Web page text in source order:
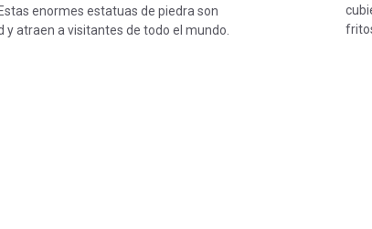
enormes estatuas de piedra son
y atraen a visitantes de todo el mundo.